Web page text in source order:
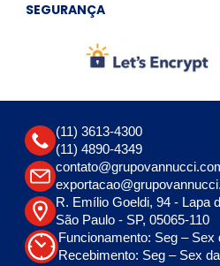
SEGURANÇA
(11) 3613-4300
(11) 4890-4349
R. Emílio Goeldi, 94 - Lapa
São Paulo - SP, 05065-110
Funcionamento: Seg – Sex
Recebimento: Seg – Sex